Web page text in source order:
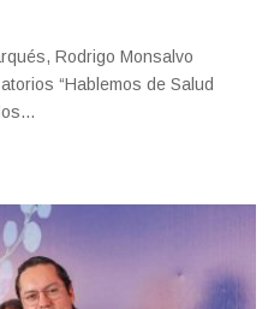
Rodrigo Monsalvo
“Hablemos de Salud